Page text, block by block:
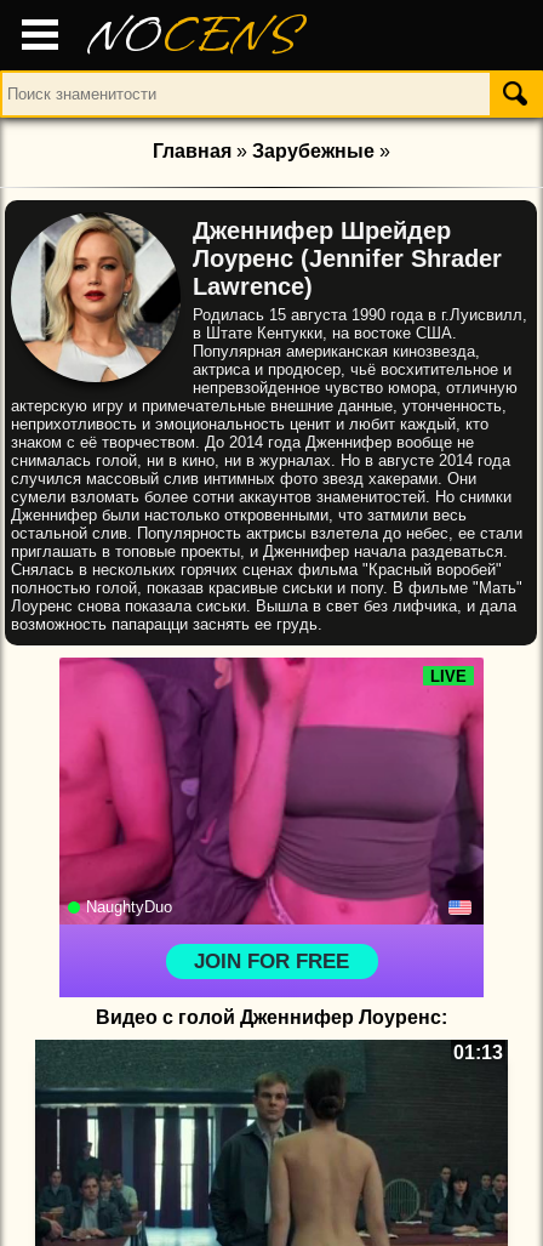
NOCENS
Главная » Зарубежные »
Дженнифер Шрейдер
Лоуренс (Jennifer Shrader
Lawrence)
Родилась 15 августа 1990 года в г.Луисвилл,
в Штате Кентукки, на востоке США.
Популярная американская кинозвезда,
актриса и продюсер, чьё восхитительное и
непревзойденное чувство юмора, отличную
актерскую игру и примечательные внешние данные, утонченность,
неприхотливость и эмоциональность ценит и любит каждый, кто
знаком с её творчеством. До 2014 года Дженнифер вообще не
снималась голой, ни в кино, ни в журналах. Но в августе 2014 года
случился массовый слив интимных фото звезд хакерами. Они
сумели взломать более сотни аккаунтов знаменитостей. Но снимки
Дженнифер были настолько откровенными, что затмили весь
остальной слив. Популярность актрисы взлетела до небес, ее стали
приглашать в топовые проекты, и Дженнифер начала раздеваться.
Снялась в нескольких горячих сценах фильма "Красный воробей"
полностью голой, показав красивые сиськи и попу. В фильме "Мать"
Лоуренс снова показала сиськи. Вышла в свет без лифчика, и дала
возможность папарацци заснять ее грудь.
Видео с голой Дженнифер Лоуренс:
01:13